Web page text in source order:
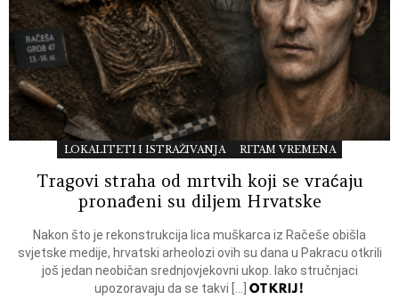
LOKALITETI I ISTRAŽIVANJA RITAM VREMENA
Tragovi straha od mrtvih koji se vraćaju
pronađeni su diljem Hrvatske
Nakon što je rekonstrukcija lica muškarca iz Račeše obišla
svjetske medije, hrvatski arheolozi ovih su dana u Pakracu otkrili
još jedan neobičan srednjovjekovni ukop. Iako stručnjaci
upozoravaju da se takvi […] OTKRIJ!